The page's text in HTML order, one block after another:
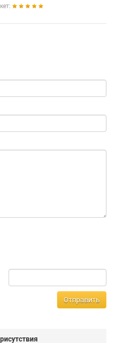
Отправить